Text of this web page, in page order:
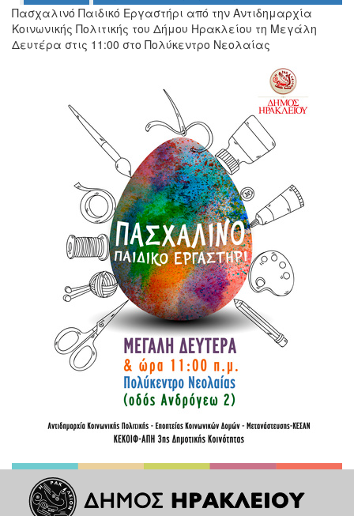
Πασχαλινό Παιδικό Εργαστήρι από την Αντιδημαρχία
Κοινωνικής Πολιτικής του Δήμου Ηρακλείου τη Μεγάλη
Δευτέρα στις 11:00 στο Πολύκεντρο Νεολαίας